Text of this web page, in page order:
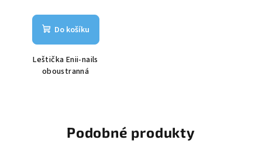
Do košíku
Leštička Enii-nails
oboustranná
Podobné produkty